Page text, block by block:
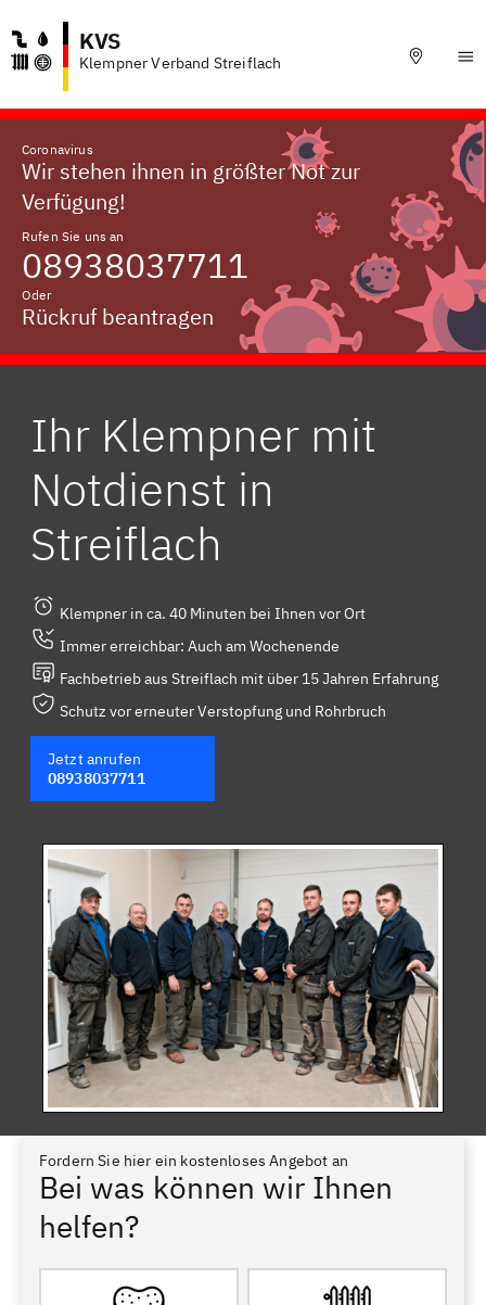
KVS
Klempner Verband Streiflach
Coronavirus
Wir stehen ihnen in größter Not zur
Verfügung!
Rufen Sie uns an
08938037711
Oder
Rückruf beantragen
Ihr Klempner mit
Notdienst in
Streiflach
Klempner in ca. 40 Minuten bei Ihnen vor Ort
Immer erreichbar: Auch am Wochenende
Fachbetrieb aus Streiflach mit über 15 Jahren Erfahrung
Schutz vor erneuter Verstopfung und Rohrbruch
Jetzt anrufen
08938037711
Fordern Sie hier ein kostenloses Angebot an
Bei was können wir Ihnen
helfen?